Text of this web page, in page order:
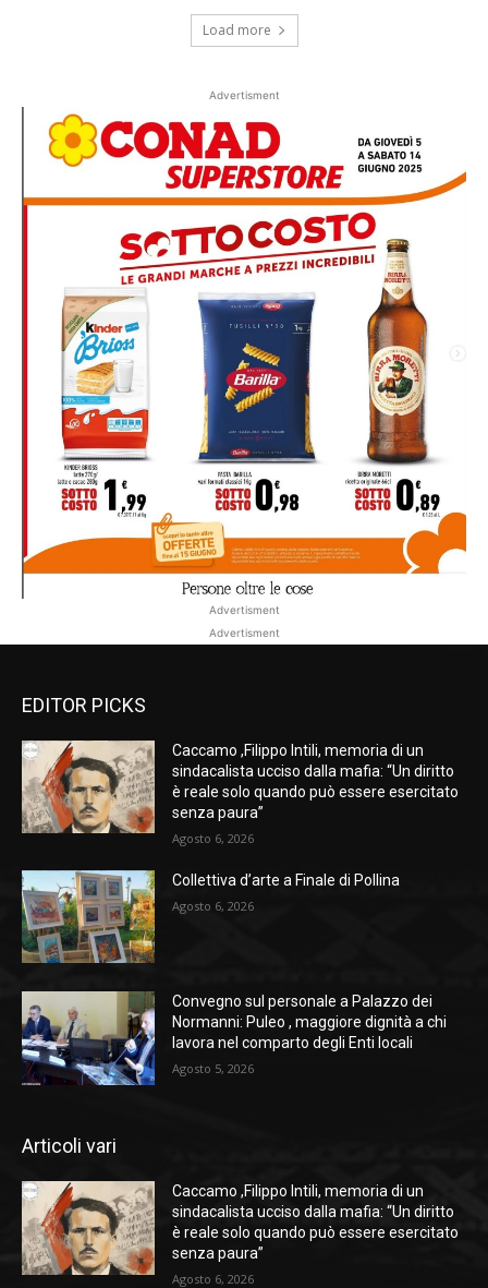
Load more
Advertisment
Advertisment
Advertisment
EDITOR PICKS
Caccamo ,Filippo Intili, memoria di un
sindacalista ucciso dalla mafia: “Un diritto
è reale solo quando può essere esercitato
senza paura”
Agosto 6, 2026
Collettiva d’arte a Finale di Pollina
Agosto 6, 2026
Convegno sul personale a Palazzo dei
Normanni: Puleo , maggiore dignità a chi
lavora nel comparto degli Enti locali
Agosto 5, 2026
Articoli vari
Caccamo ,Filippo Intili, memoria di un
sindacalista ucciso dalla mafia: “Un diritto
è reale solo quando può essere esercitato
senza paura”
Agosto 6, 2026